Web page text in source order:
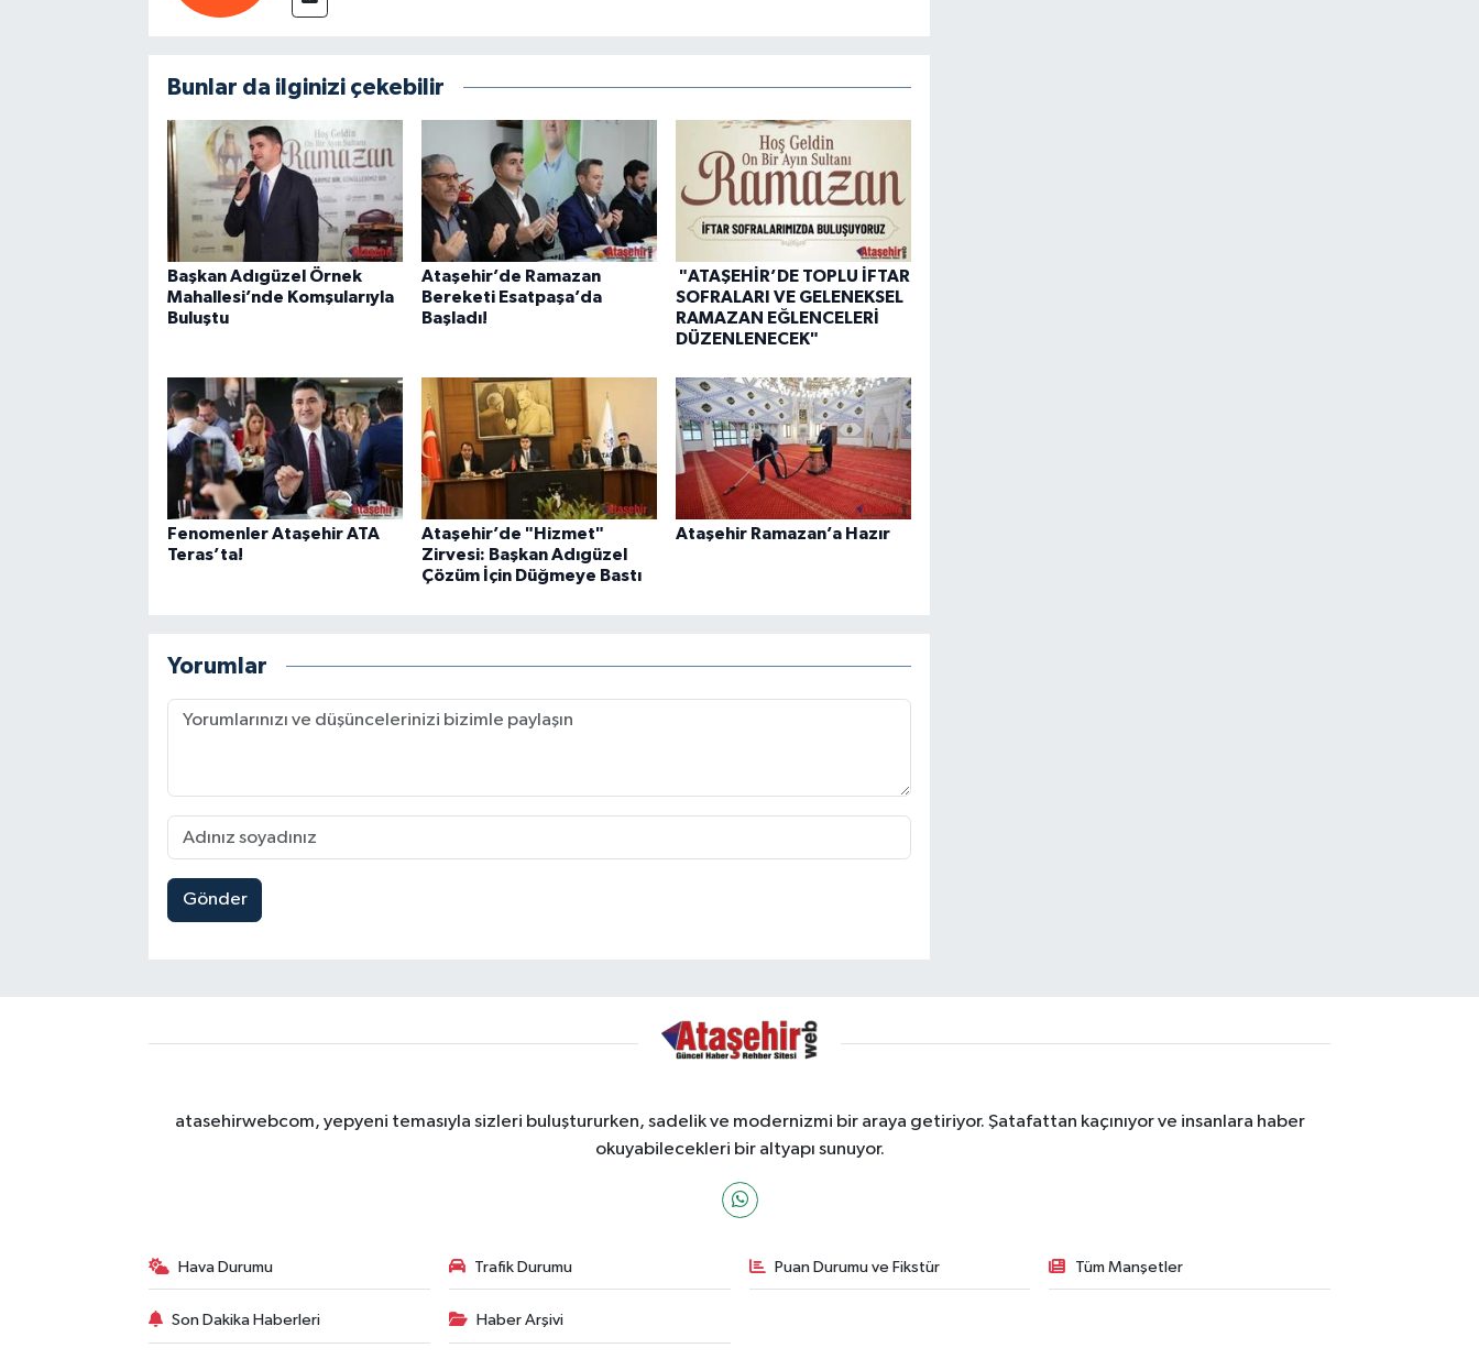
Bunlar da ilginizi çekebilir
Başkan Adıgüzel Örnek
Mahallesi’nde Komşularıyla
Buluştu
Ataşehir’de Ramazan
Bereketi Esatpaşa’da
Başladı!
"ATAŞEHİR’DE TOPLU İFTAR
SOFRALARI VE GELENEKSEL
RAMAZAN EĞLENCELERİ
DÜZENLENECEK"
Fenomenler Ataşehir ATA
Teras’ta!
Ataşehir’de "Hizmet"
Zirvesi: Başkan Adıgüzel
Çözüm İçin Düğmeye Bastı
Ataşehir Ramazan’a Hazır
Yorumlar
Gönder
atasehirwebcom, yepyeni temasıyla sizleri buluştururken, sadelik ve modernizmi bir araya getiriyor. Şatafattan kaçınıyor ve insanlara haber
okuyabilecekleri bir altyapı sunuyor.
Hava Durumu Trafik Durumu Puan Durumu ve Fikstür Tüm Manşetler
Son Dakika Haberleri Haber Arşivi